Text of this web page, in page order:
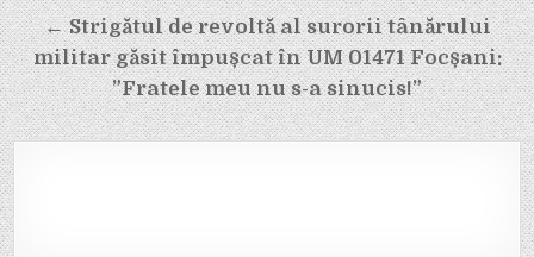
← Strigătul de revoltă al surorii tânărului
militar găsit împușcat în UM 01471 Focșani:
”Fratele meu nu s-a sinucis!”